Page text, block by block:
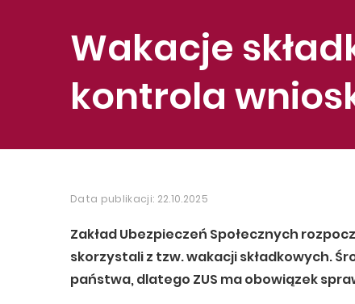
Wakacje
kontrola
Data publikacji: 22.10.2025
Zakład Ubezpieczeń Społecznych
skorzystali z tzw. wakacji składkowych.
państwa, dlatego ZUS ma obowiązek